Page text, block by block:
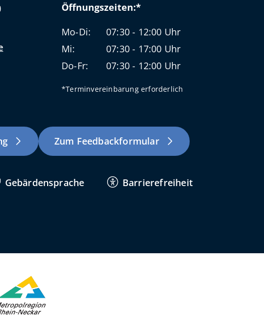
Öffnungszeiten:*
Mo-Di:
07:30 - 12:00 Uhr
Mi:
07:30 - 17:00 Uhr
Do-Fr:
07:30 - 12:00 Uhr
*Terminvereinbarung erforderlich
Zum Feedbackformular
Gebärdensprache Barrierefreiheit